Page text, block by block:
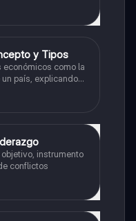
y Tipos
como la
país, explicando
económicas y
sobre
instrumento
conflictos